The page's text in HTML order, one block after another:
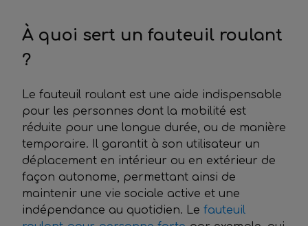
À quoi sert un fauteuil roulant
?
Le fauteuil roulant est une aide indispensable
pour les personnes dont la mobilité est
réduite pour une longue durée, ou de manière
temporaire. Il garantit à son utilisateur un
déplacement en intérieur ou en extérieur de
façon autonome, permettant ainsi de
maintenir une vie sociale active et une
indépendance au quotidien. Le fauteuil